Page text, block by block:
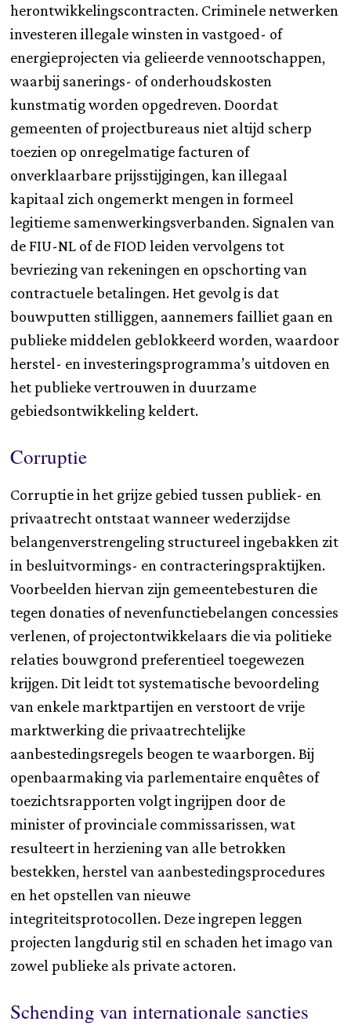
herontwikkelingscontracten. Criminele netwerken
investeren illegale winsten in vastgoed- of
energieprojecten via gelieerde vennootschappen,
waarbij sanerings- of onderhoudskosten
kunstmatig worden opgedreven. Doordat
gemeenten of projectbureaus niet altijd scherp
toezien op onregelmatige facturen of
onverklaarbare prijsstijgingen, kan illegaal
kapitaal zich ongemerkt mengen in formeel
legitieme samenwerkingsverbanden. Signalen van
de FIU-NL of de FIOD leiden vervolgens tot
bevriezing van rekeningen en opschorting van
contractuele betalingen. Het gevolg is dat
bouwputten stilliggen, aannemers failliet gaan en
publieke middelen geblokkeerd worden, waardoor
herstel- en investeringsprogramma’s uitdoven en
het publieke vertrouwen in duurzame
gebiedsontwikkeling keldert.
Corruptie
Corruptie in het grijze gebied tussen publiek- en
privaatrecht ontstaat wanneer wederzijdse
belangenverstrengeling structureel ingebakken zit
in besluitvormings- en contracteringspraktijken.
Voorbeelden hiervan zijn gemeentebesturen die
tegen donaties of nevenfunctiebelangen concessies
verlenen, of projectontwikkelaars die via politieke
relaties bouwgrond preferentieel toegewezen
krijgen. Dit leidt tot systematische bevoordeling
van enkele marktpartijen en verstoort de vrije
marktwerking die privaatrechtelijke
aanbestedingsregels beogen te waarborgen. Bij
openbaarmaking via parlementaire enquêtes of
toezichtsrapporten volgt ingrijpen door de
minister of provinciale commissarissen, wat
resulteert in herziening van alle betrokken
bestekken, herstel van aanbestedingsprocedures
en het opstellen van nieuwe
integriteitsprotocollen. Deze ingrepen leggen
projecten langdurig stil en schaden het imago van
zowel publieke als private actoren.
Schending van internationale sancties